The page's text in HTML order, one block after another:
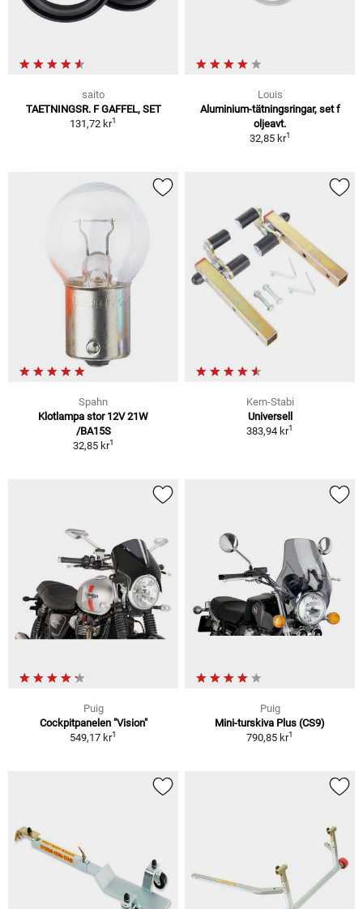
saito
TAETNINGSR. F GAFFEL, SET
131,72 kr1
Louis
Aluminium-tätningsringar, set f
oljeavt.
32,85 kr1
Spahn
Klotlampa stor 12V 21W
/BA15S
32,85 kr1
Kern-Stabi
Universell
383,94 kr1
Puig
Cockpitpanelen "Vision"
549,17 kr1
Puig
Mini-turskiva Plus (CS9)
790,85 kr1